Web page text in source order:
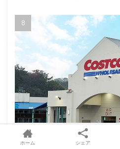
え、バリ安いやん！コストコ、
の神セール！8月3日〜在庫なくな
ホーム シェア